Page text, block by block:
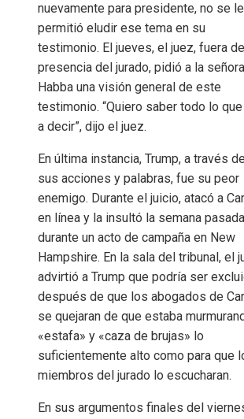
nuevamente para presidente, no se le
permitió eludir ese tema en su
testimonio. El jueves, el juez, fuera
presencia del jurado, pidió a la señora
Habba una visión general de este
testimonio. “Quiero saber todo lo
a decir”, dijo el juez.
En última instancia, Trump, a través de
sus acciones y palabras, fue su peor
enemigo. Durante el juicio, atacó a
en línea y la insultó la semana pasada
durante un acto de campaña en New
Hampshire. En la sala del tribunal, el
advirtió a Trump que podría ser
después de que los abogados de
se quejaran de que estaba
«estafa» y «caza de brujas» lo
suficientemente alto como para que
miembros del jurado lo escucharan.
En sus argumentos finales del